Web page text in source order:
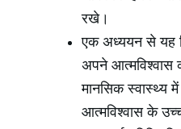
रखे।
एक अध्ययन से यह
अपने आत्मविश्वास
मानसिक स्वास्थ्य में
आत्मविश्वास के